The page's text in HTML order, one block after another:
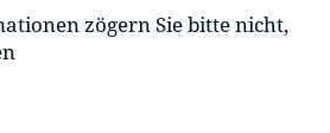
zögern Sie bitte nicht,